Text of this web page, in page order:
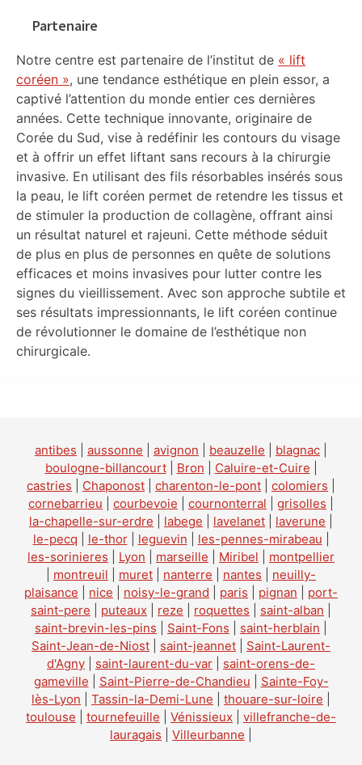
Partenaire
Notre centre est partenaire de l’institut de « lift
coréen », une tendance esthétique en plein essor, a
captivé l’attention du monde entier ces dernières
années. Cette technique innovante, originaire de
Corée du Sud, vise à redéfinir les contours du visage
et à offrir un effet liftant sans recours à la chirurgie
invasive. En utilisant des fils résorbables insérés sous
la peau, le lift coréen permet de retendre les tissus et
de stimuler la production de collagène, offrant ainsi
un résultat naturel et rajeuni. Cette méthode séduit
de plus en plus de personnes en quête de solutions
efficaces et moins invasives pour lutter contre les
signes du vieillissement. Avec son approche subtile et
ses résultats impressionnants, le lift coréen continue
de révolutionner le domaine de l’esthétique non
chirurgicale.
antibes aussonne avignon beauzelle blagnac
boulogne-billancourt| Bron Caluire-et-Cuire
castries
Chaponost charenton-le-pont colomiers
cornebarrieu
courbevoie cournonterral grisolles
la-chapelle-sur-erdre
labege lavelanet laverune
le-pecq
le-thor| leguevin les-pennes-mirabeau
les-sorinieres
Lyon marseille Miribel
montpellier
montreuil muret nanterre nantes
neuilly-
plaisance
nice noisy-le-grand paris pignan
port-
saint-pere
puteaux reze roquettes saint-alban
saint-brevin-les-pins
Saint-Fons saint-herblain
Saint-Jean-de-Niost
saint-jeannet
Saint-Laurent-
d'Agny
saint-laurent-du-var
saint-orens-de-
gameville
Saint-Pierre-de-Chandieu
Sainte-Foy-
lès-Lyon
Tassin-la-Demi-Lune thouare-sur-loire
toulouse
tournefeuille Vénissieux
villefranche-de-
lauragais
Villeurbanne